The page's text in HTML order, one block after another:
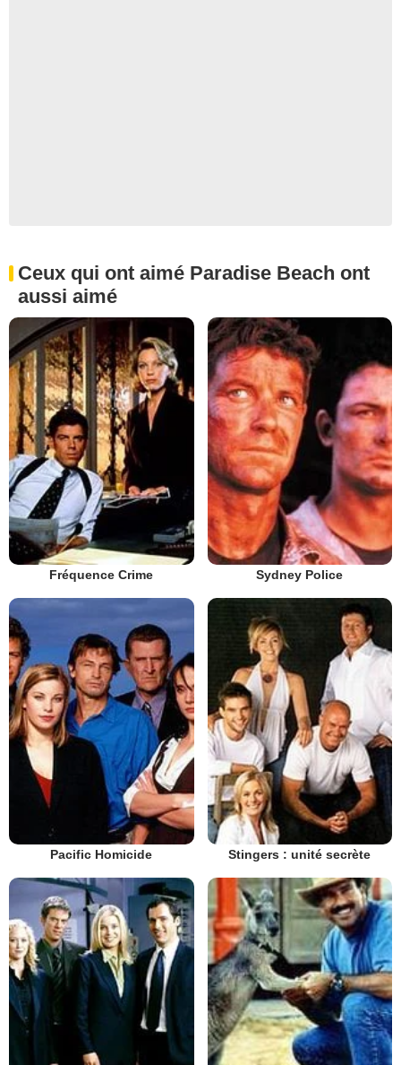
Ceux qui ont aimé Paradise Beach ont
aussi aimé
Fréquence Crime Sydney Police
Pacific Homicide Stingers : unité secrète